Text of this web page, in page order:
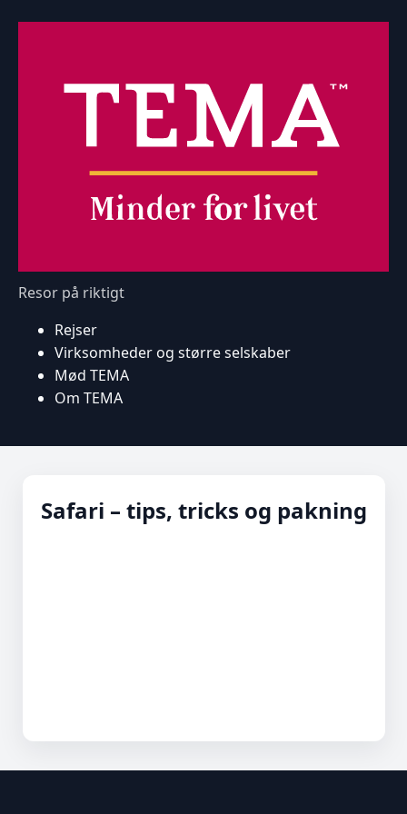
Resor på riktigt
Rejser
Virksomheder og større selskaber
Mød TEMA
Om TEMA
Safari – tips, tricks og pakning